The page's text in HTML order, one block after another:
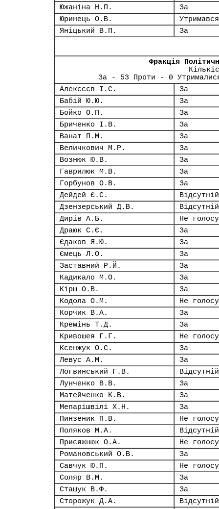
Южаніна Н.П.
За
Юринець О.В.
Утримався
Яніцький В.П.
За
Фракція
За - 53 Проти - 0
Алексєєв І.С.
За
Бабій Ю.Ю.
За
Бойко О.П.
За
Бриченко І.В.
За
Ванат П.М.
За
Величкович М.Р.
За
Вознюк Ю.В.
За
Гаврилюк М.В.
За
Горбунов О.В.
За
Дейдей Є.С.
Відсутній
Дзензерський Д.В.
Відсутній
Дирів А.Б.
Не
Драюк С.Є.
За
Єдаков Я.Ю.
За
Ємець Л.О.
За
Заставний Р.Й.
За
Кадикало М.О.
За
Кірш О.В.
За
Кодола О.М.
Не
Корчик В.А.
За
Кремінь Т.Д.
За
Кривошея Г.Г.
Не
Ксенжук О.С.
За
Левус А.М.
За
Логвинський Г.В.
Відсутній
Лунченко В.В.
За
Матейченко К.В.
За
Мепарішвілі Х.Н.
За
Пинзеник П.В.
Не
Поляков М.А.
Відсутній
Присяжнюк О.А.
Не
Романовський О.В.
За
Савчук Ю.П.
Не
Соляр В.М.
За
Сташук В.Ф.
За
Сторожук Д.А.
Відсутній